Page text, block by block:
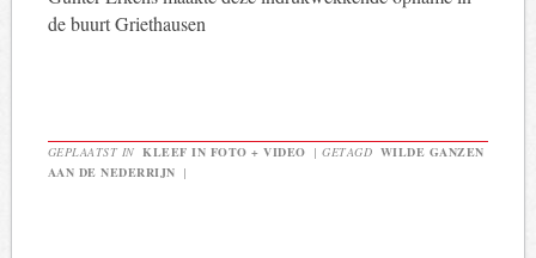
de buurt Griethausen
GEPLAATST IN KLEEF IN FOTO + VIDEO |GETAGD WILDE GANZEN
AAN DE NEDERRIJN |